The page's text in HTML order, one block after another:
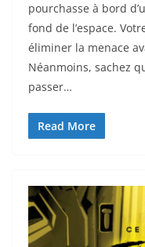
pourchasse à bord
fond de l’espace.
éliminer la menace
Néanmoins, sachez
passer…
Read More